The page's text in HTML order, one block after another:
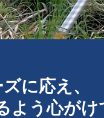
に応え、
う心がけ